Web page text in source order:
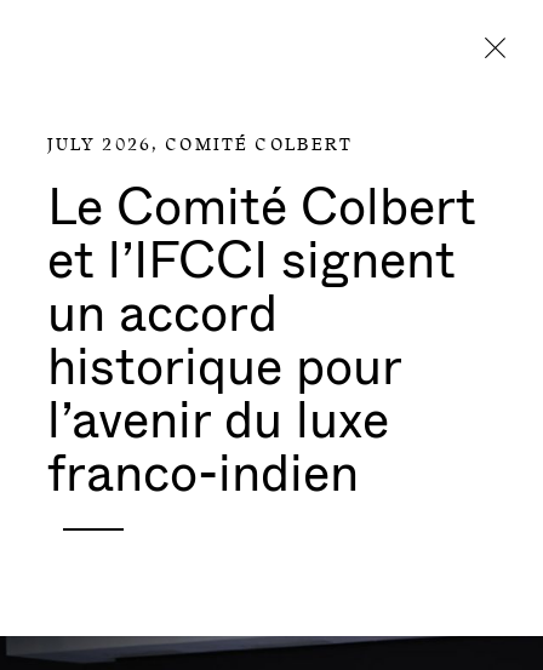
JULY 2026, COMITÉ COLBERT
Le Comité Colbert
et l’IFCCI signent
un accord
historique pour
l’avenir du luxe
franco-indien